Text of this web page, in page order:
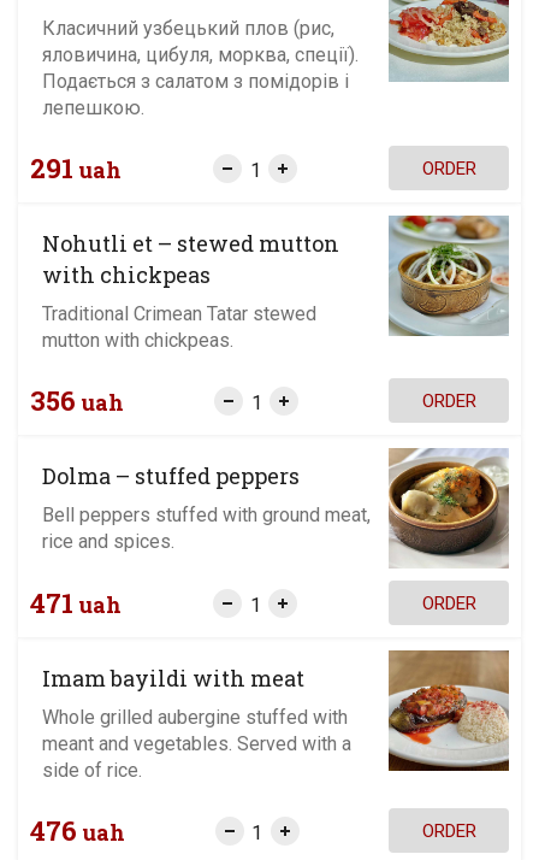
Класичний узбецький плов (рис,
яловичина, цибуля, морква, спеції).
Подається з салатом з помідорів і
лепешкою.
291 uah ORDER
Nohutli et – stewed mutton
with chickpeas
Traditional Crimean Tatar stewed
mutton with chickpeas.
356 uah ORDER
Dolma – stuffed peppers
Bell peppers stuffed with ground meat,
rice and spices.
471 uah ORDER
Imam bayildi with meat
Whole grilled aubergine stuffed with
meant and vegetables. Served with a
side of rice.
476 uah ORDER